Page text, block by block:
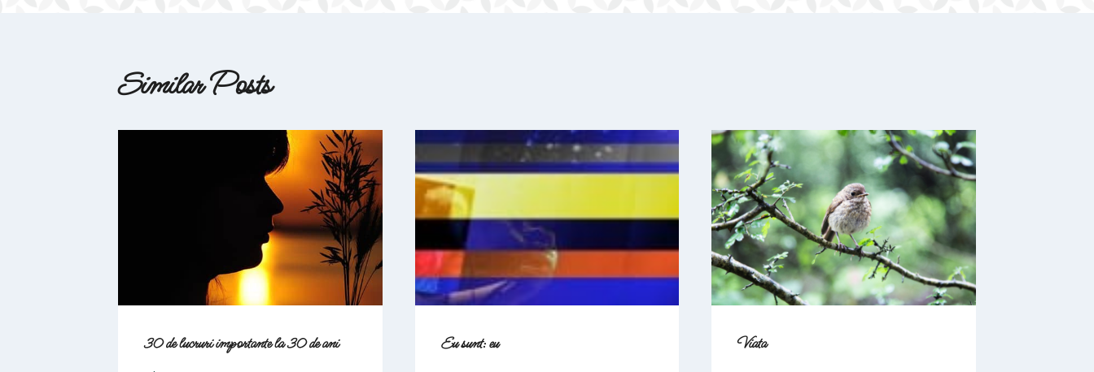
Similar Posts
30 de lucruri importante la 30 de ani Eu sunt: eu Viata